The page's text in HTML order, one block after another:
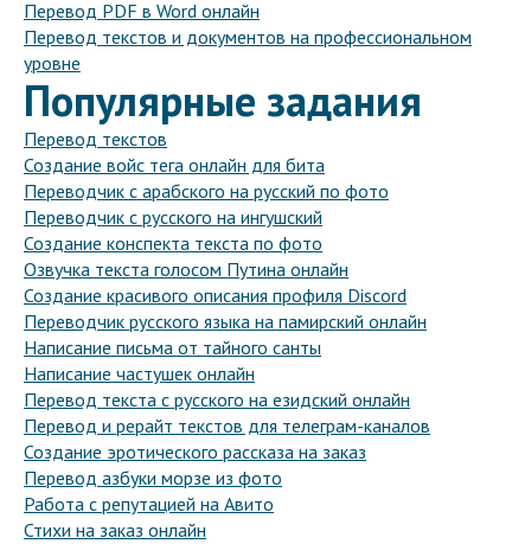
Перевод PDF в Word онлайн
Перевод текстов и документов на профессиональном
уровне
Популярные задания
Перевод текстов
Создание войс тега онлайн для бита
Переводчик с арабского на русский по фото
Переводчик с русского на ингушский
Создание конспекта текста по фото
Озвучка текста голосом Путина онлайн
Создание красивого описания профиля Discord
Переводчик русского языка на памирский онлайн
Написание письма от тайного санты
Написание частушек онлайн
Перевод текста с русского на езидский онлайн
Перевод и рерайт текстов для телеграм-каналов
Создание эротического рассказа на заказ
Перевод азбуки морзе из фото
Работа с репутацией на Авито
Стихи на заказ онлайн